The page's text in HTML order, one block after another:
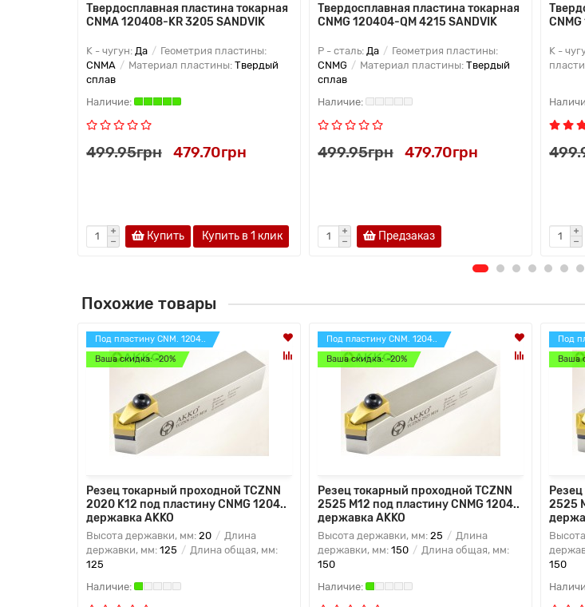
Твердосплавная пластина токарная
CNMA 120408-KR 3205 SANDVIK
K - чугун: Да
Геометрия пластины:
CNMA
Материал пластины: Твердый
сплав
499.95грн 479.70грн
Купить Купить в 1 клик
Твердосплавная пластина токарная
CNMG 120404-QM 4215 SANDVIK
P - сталь: Да
Геометрия пластины:
CNMG
Материал пластины: Твердый
сплав
499.95грн 479.70грн
Предзаказ
K -
Похожие товары
Под пластину CNM. 1204..
Ваша скидка: -20%
Резец токарный проходной TCZNN
2020 K12 под пластину CNMG 1204..
державка AKKO
Высота державки, мм: 20
Длина
державки, мм: 125
Длина общая, мм:
125
Под пластину CNM. 1204..
Ваша скидка: -20%
Резец токарный проходной TCZNN
2525 M12 под пластину CNMG 1204..
державка AKKO
Высота державки, мм: 25
Длина
державки, мм: 150
Длина общая, мм:
150
Под
Ваша
2525
150